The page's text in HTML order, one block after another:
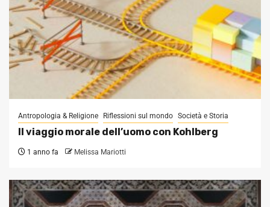
Antropologia & Religione Riflessioni sul mondo Società e Storia
Il viaggio morale dell’uomo con Kohlberg
1 anno fa Melissa Mariotti